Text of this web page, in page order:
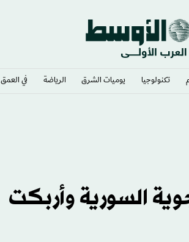
تكنولوجيا يوميات الشرق​ الرياضة في العمق
السورية وأربكت